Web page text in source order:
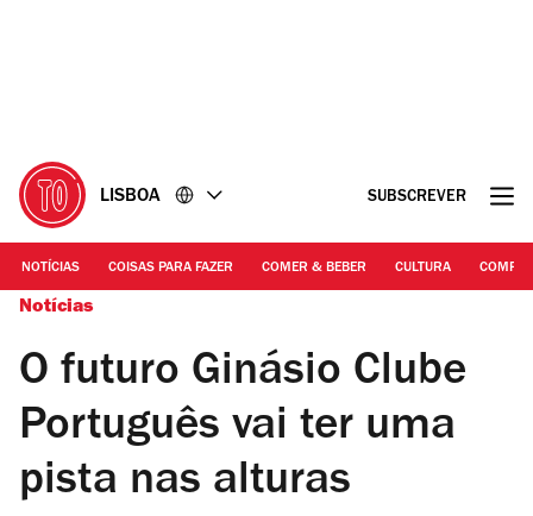
LISBOA SUBSCREVER
NOTÍCIAS COISAS PARA FAZER COMER & BEBER CULTURA
Notícias
O futuro Ginásio Clube
Português vai ter uma
pista nas alturas